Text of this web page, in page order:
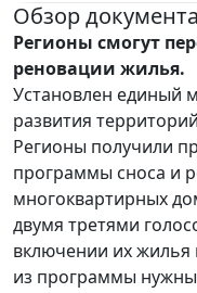
Обзор документа
Регионы смогут
реновации жилья.
Установлен единый
развития
Регионы получили
программы сноса и
многоквартирных
двумя третями
включении их жилья
из программы нужны